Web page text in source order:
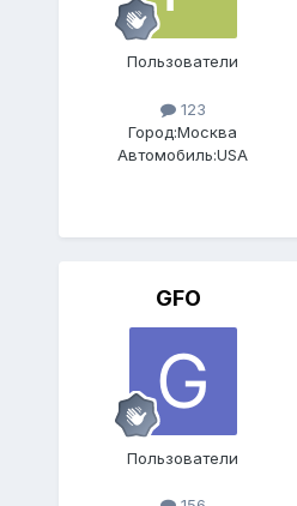
Пользователи
123
Город:Москва
Автомобиль:USA
GFO
Пользователи